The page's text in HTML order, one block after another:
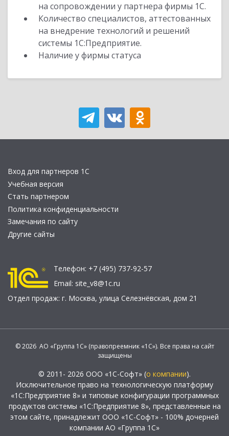
на сопровождении у партнера фирмы 1С.
Количество специалистов, аттестованных
на внедрение технологий и решений
системы 1С:Предприятие.
Наличие у фирмы статуса
Вход для партнеров 1С
Учебная версия
Стать партнером
Политика конфиденциальности
Замечания по сайту
Другие сайты
Телефон: +7 (495) 737-92-57
Email: site_v8@1c.ru
Отдел продаж: г. Москва, улица Селезнёвская, дом 21
© 2026 АО «Группа 1С» (правопреемник «1С»). Все права на сайт
защищены
© 2011- 2026 ООО «1С-Софт» (о компании).
Исключительное право на технологическую платформу
«1С:Предприятие 8» и типовые конфигурации программных
продуктов системы «1С:Предприятие 8», представленные на
этом сайте, принадлежит ООО «1С-Софт» - 100% дочерней
компании АО «Группа 1С»